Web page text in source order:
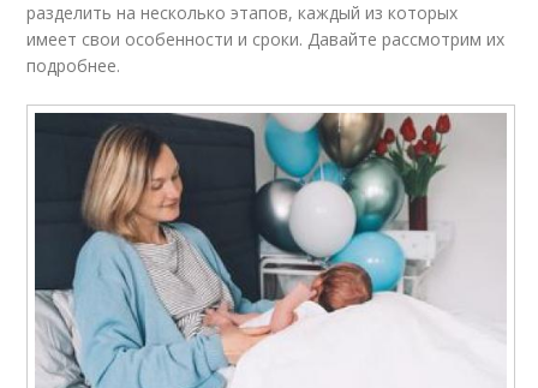
разделить на несколько этапов, каждый из которых
имеет свои особенности и сроки. Давайте рассмотрим их
подробнее.